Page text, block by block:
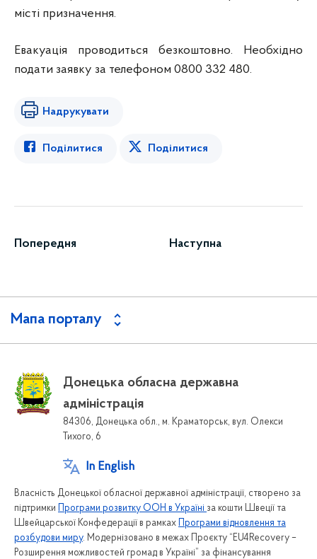
місті призначення.
Евакуація проводиться безкоштовно. Необхідно
подати заявку за телефоном 0800 332 480.
Надрукувати
Поділитися Поділитися
Попередня Наступна
Мапа порталу
Донецька обласна державна
адміністрація
84306, Донецька обл., м. Краматорськ, вул. Олекси
Тихого, 6
In English
Власність Донецької обласної державної адміністрації, створено за
підтримки Програми розвитку ООН в Україні за кошти Швеції та
Швейцарської Конфедерації в рамках Програми відновлення та
розбудови миру. Модернізовано в межах Проєкту “EU4Recovery –
Розширення можливостей громад в Україні” за фінансування